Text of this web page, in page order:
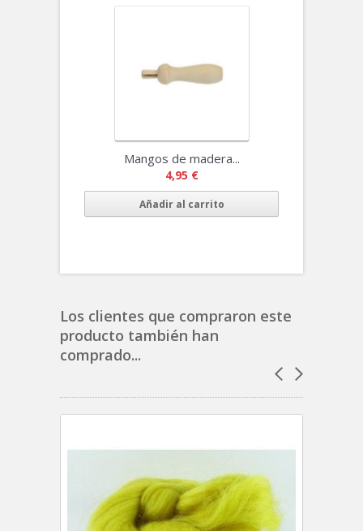
Mangos de madera...
4,95 €
Añadir al carrito
Los clientes que compraron este
producto también han
comprado...